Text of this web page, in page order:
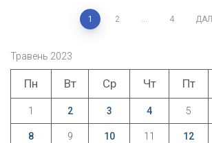
Пагінація
записів
1 2 … 4 ДАЛІ
Травень 2023
Пн Вт Ср Чт Пт
1 2 3 4 5
8 9 10 11 12